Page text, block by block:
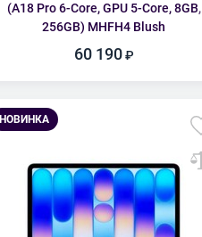
(A18 Pro 6-Core, GPU 5-Core, 8GB,
256GB) MHFH4 Blush
60 190
НОВИНКА